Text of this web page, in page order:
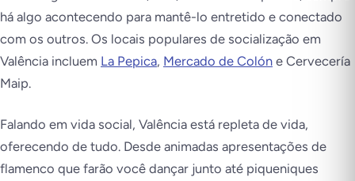
há algo acontecendo para mantê-lo entretido e conectado
com os outros. Os locais populares de socialização em
Valência incluem La Pepica, Mercado de Colón e Cervecería
Maip.
Falando em vida social, Valência está repleta de vida,
oferecendo de tudo. Desde animadas apresentações de
flamenco que farão você dançar junto até piqueniques